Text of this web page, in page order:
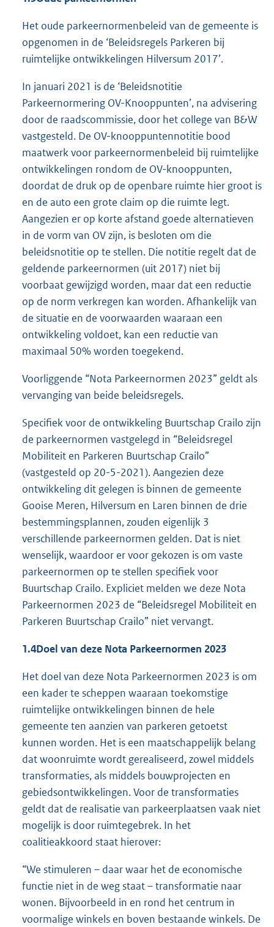
Het oude parkeernormenbeleid van de gemeente is
opgenomen in de ‘Beleidsregels Parkeren bij
ruimtelijke ontwikkelingen Hilversum 2017’.
In januari 2021 is de ‘Beleidsnotitie
Parkeernormering OV-Knooppunten’, na advisering
door de raadscommissie, door het college van B&W
vastgesteld. De OV-knooppuntennotitie bood
maatwerk voor parkeernormenbeleid bij ruimtelijke
ontwikkelingen rondom de OV-knooppunten,
doordat de druk op de openbare ruimte hier groot is
en de auto een grote claim op die ruimte legt.
Aangezien er op korte afstand goede alternatieven
in de vorm van OV zijn, is besloten om die
beleidsnotitie op te stellen. Die notitie regelt dat de
geldende parkeernormen (uit 2017) niet bij
voorbaat gewijzigd worden, maar dat een reductie
op de norm verkregen kan worden. Afhankelijk van
de situatie en de voorwaarden waaraan een
ontwikkeling voldoet, kan een reductie van
maximaal 50% worden toegekend.
Voorliggende “Nota Parkeernormen 2023” geldt als
vervanging van beide beleidsregels.
Specifiek voor de ontwikkeling Buurtschap Crailo zijn
de parkeernormen vastgelegd in “Beleidsregel
Mobiliteit en Parkeren Buurtschap Crailo”
(vastgesteld op 20-5-2021). Aangezien deze
ontwikkeling dit gelegen is binnen de gemeente
Gooise Meren, Hilversum en Laren binnen de drie
bestemmingsplannen, zouden eigenlijk 3
verschillende parkeernormen gelden. Dat is niet
wenselijk, waardoor er voor gekozen is om vaste
parkeernormen op te stellen specifiek voor
Buurtschap Crailo. Expliciet melden we deze Nota
Parkeernormen 2023 de “Beleidsregel Mobiliteit en
Parkeren Buurtschap Crailo” niet vervangt.
1.4Doel van deze Nota Parkeernormen 2023
Het doel van deze Nota Parkeernormen 2023 is om
een kader te scheppen waaraan toekomstige
ruimtelijke ontwikkelingen binnen de hele
gemeente ten aanzien van parkeren getoetst
kunnen worden. Het is een maatschappelijk belang
dat woonruimte wordt gerealiseerd, zowel middels
transformaties, als middels bouwprojecten en
gebiedsontwikkelingen. Voor de transformaties
geldt dat de realisatie van parkeerplaatsen vaak niet
mogelijk is door ruimtegebrek. In het
coalitieakkoord staat hierover:
“We stimuleren – daar waar het de economische
functie niet in de weg staat – transformatie naar
wonen. Bijvoorbeeld in en rond het centrum in
voormalige winkels en boven bestaande winkels. De